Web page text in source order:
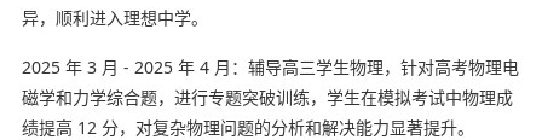
异，顺利进入理想中学。
2025 年 3 月 - 2025 年 4 月：辅导高三学生物理，针对高考物理电
磁学和力学综合题，进行专题突破训练，学生在模拟考试中物理成
绩提高 12 分，对复杂物理问题的分析和解决能力显著提升。